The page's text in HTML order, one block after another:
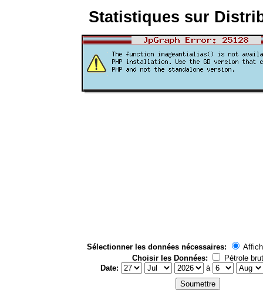
Statistiques sur
Sélectionner les données nécessaires:
Choisir les Données:
Pétrole brut
Date:
à